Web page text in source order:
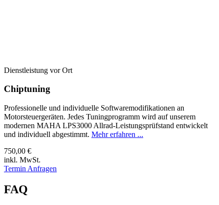
Dienstleistung vor Ort
Chiptuning
Professionelle und individuelle Softwaremodifikationen an
Motorsteuergeräten. Jedes Tuningprogramm wird auf unserem
modernen MAHA LPS3000 Allrad-Leistungsprüfstand entwickelt
und individuell abgestimmt. Mehr erfahren ...
750,00 €
inkl. MwSt.
Termin Anfragen
FAQ